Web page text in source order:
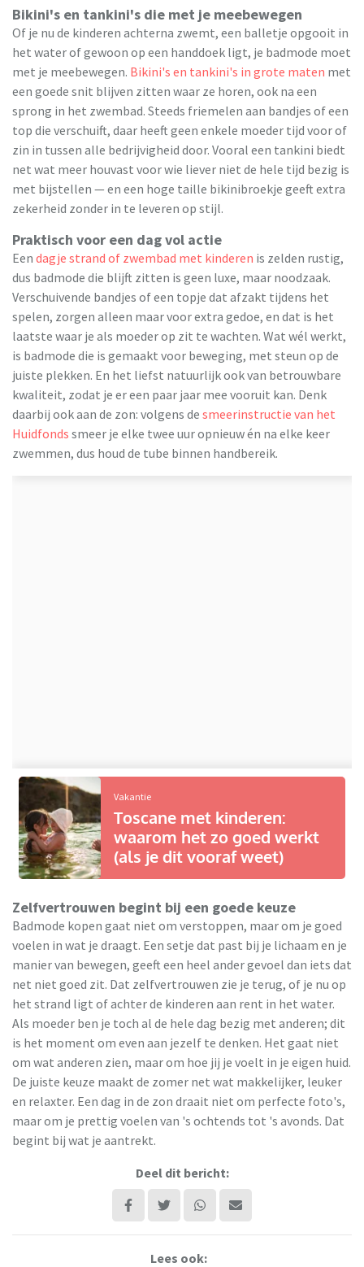
Bikini's en tankini's die met je meebewegen
Of je nu de kinderen achterna zwemt, een balletje opgooit in
het water of gewoon op een handdoek ligt, je badmode moet
met je meebewegen. Bikini's en tankini's in grote maten met
een goede snit blijven zitten waar ze horen, ook na een
sprong in het zwembad. Steeds friemelen aan bandjes of een
top die verschuift, daar heeft geen enkele moeder tijd voor of
zin in tussen alle bedrijvigheid door. Vooral een tankini biedt
net wat meer houvast voor wie liever niet de hele tijd bezig is
met bijstellen — en een hoge taille bikinibroekje geeft extra
zekerheid zonder in te leveren op stijl.
Praktisch voor een dag vol actie
Een dagje strand of zwembad met kinderen is zelden rustig,
dus badmode die blijft zitten is geen luxe, maar noodzaak.
Verschuivende bandjes of een topje dat afzakt tijdens het
spelen, zorgen alleen maar voor extra gedoe, en dat is het
laatste waar je als moeder op zit te wachten. Wat wél werkt,
is badmode die is gemaakt voor beweging, met steun op de
juiste plekken. En het liefst natuurlijk ook van betrouwbare
kwaliteit, zodat je er een paar jaar mee vooruit kan. Denk
daarbij ook aan de zon: volgens de smeerinstructie van het
Huidfonds smeer je elke twee uur opnieuw én na elke keer
zwemmen, dus houd de tube binnen handbereik.
Vakantie
Toscane met kinderen:
waarom het zo goed werkt
(als je dit vooraf weet)
Zelfvertrouwen begint bij een goede keuze
Badmode kopen gaat niet om verstoppen, maar om je goed
voelen in wat je draagt. Een setje dat past bij je lichaam en je
manier van bewegen, geeft een heel ander gevoel dan iets dat
net niet goed zit. Dat zelfvertrouwen zie je terug, of je nu op
het strand ligt of achter de kinderen aan rent in het water.
Als moeder ben je toch al de hele dag bezig met anderen; dit
is het moment om even aan jezelf te denken. Het gaat niet
om wat anderen zien, maar om hoe jij je voelt in je eigen huid.
De juiste keuze maakt de zomer net wat makkelijker, leuker
en relaxter. Een dag in de zon draait niet om perfecte foto's,
maar om je prettig voelen van 's ochtends tot 's avonds. Dat
begint bij wat je aantrekt.
Deel dit bericht:
Lees ook: